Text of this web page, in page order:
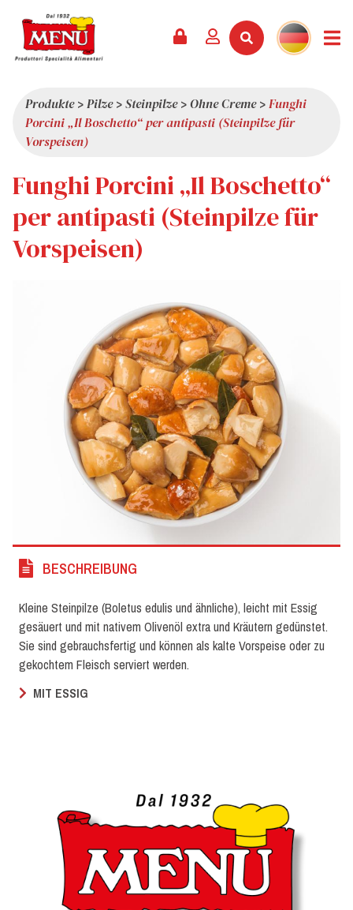
KATALOG
SERVICES
NEUHEITEN
PRÄMIEN
ÜBER UNS
QUALITÄT
INTERESSANTES
SHOWROOM
ARBEITEN SIE MIT UNS
Produkte>Pilze>Steinpilze>Ohne Creme>Funghi
Porcini „Il Boschetto“ per antipasti (Steinpilze für
Vorspeisen)
Funghi Porcini „Il Boschetto“
per antipasti (Steinpilze für
Vorspeisen)
BESCHREIBUNG
Kleine Steinpilze (Boletus edulis und ähnliche), leicht mit Essig
gesäuert und mit nativem Olivenöl extra und Kräutern gedünstet.
Sie sind gebrauchsfertig und können als kalte Vorspeise oder zu
gekochtem Fleisch serviert werden.
MIT ESSIG